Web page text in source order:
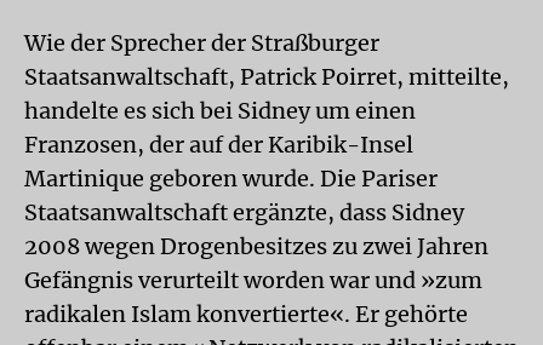
Wie der Sprecher der Straßburger
Staatsanwaltschaft, Patrick Poirret, mitteilte,
handelte es sich bei Sidney um einen
Franzosen, der auf der Karibik-Insel
Martinique geboren wurde. Die Pariser
Staatsanwaltschaft ergänzte, dass Sidney
2008 wegen Drogenbesitzes zu zwei Jahren
Gefängnis verurteilt worden war und »zum
radikalen Islam konvertierte«. Er gehörte